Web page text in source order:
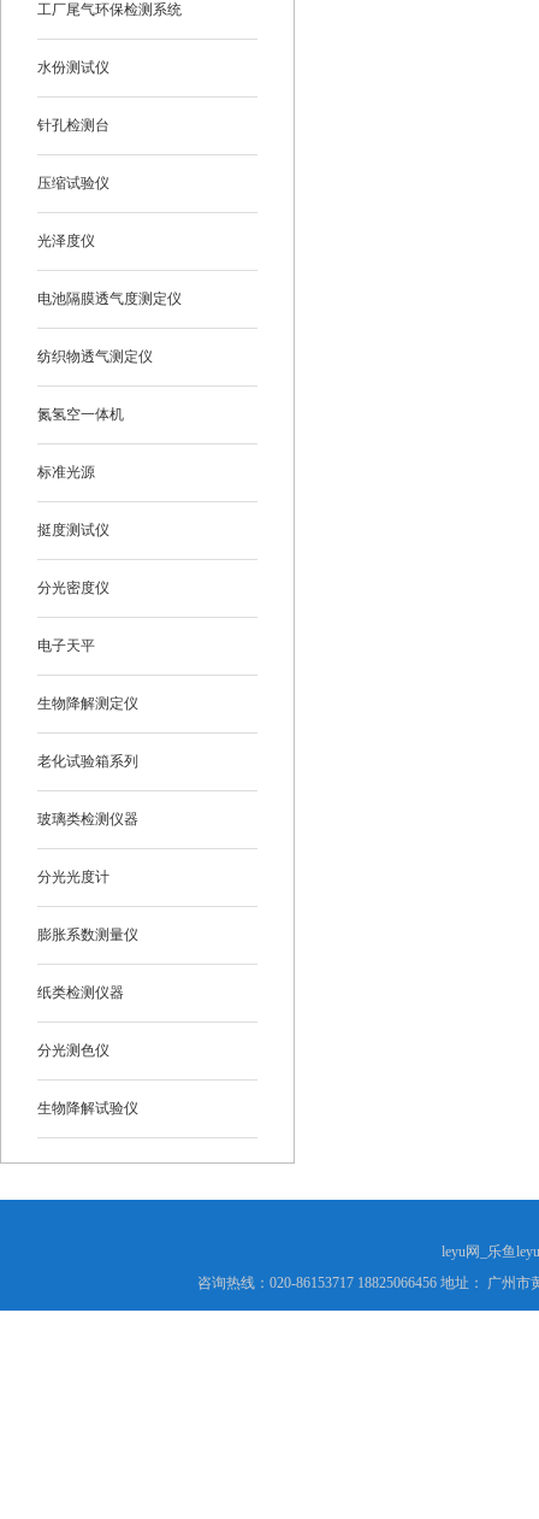
工厂尾气环保检测系统
水份测试仪
针孔检测台
压缩试验仪
光泽度仪
电池隔膜透气度测定仪
纺织物透气测定仪
氮氢空一体机
标准光源
挺度测试仪
分光密度仪
电子天平
生物降解测定仪
老化试验箱系列
玻璃类检测仪器
分光光度计
膨胀系数测量仪
纸类检测仪器
分光测色仪
生物降解试验仪
leyu网_乐鱼
咨询热线：020-86153717 18825066456 地址： 广州